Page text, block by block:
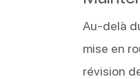
Au-delà
mise en
révision